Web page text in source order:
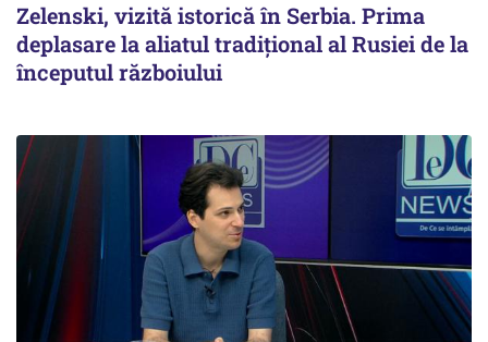
Zelenski, vizită istorică în Serbia. Prima
deplasare la aliatul tradițional al Rusiei de la
începutul războiului